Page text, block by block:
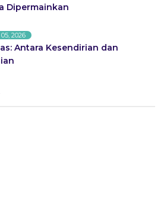
Dipermainkan
2026
Antara Kesendirian dan